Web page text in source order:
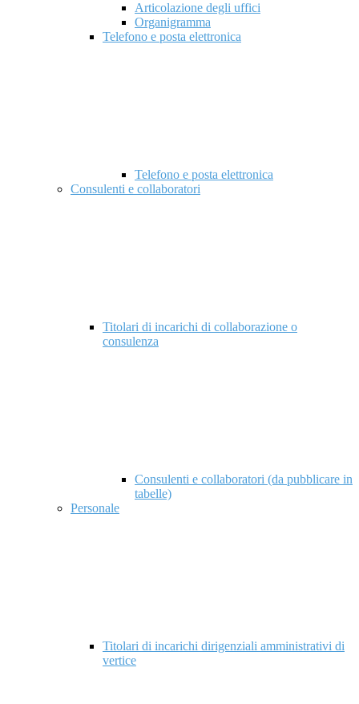
Articolazione degli uffici
Organigramma
Telefono e posta elettronica
Telefono e posta elettronica
Consulenti e collaboratori
Titolari di incarichi di collaborazione o
consulenza
Consulenti e collaboratori (da pubblicare in
tabelle)
Personale
Titolari di incarichi dirigenziali amministrativi di
vertice